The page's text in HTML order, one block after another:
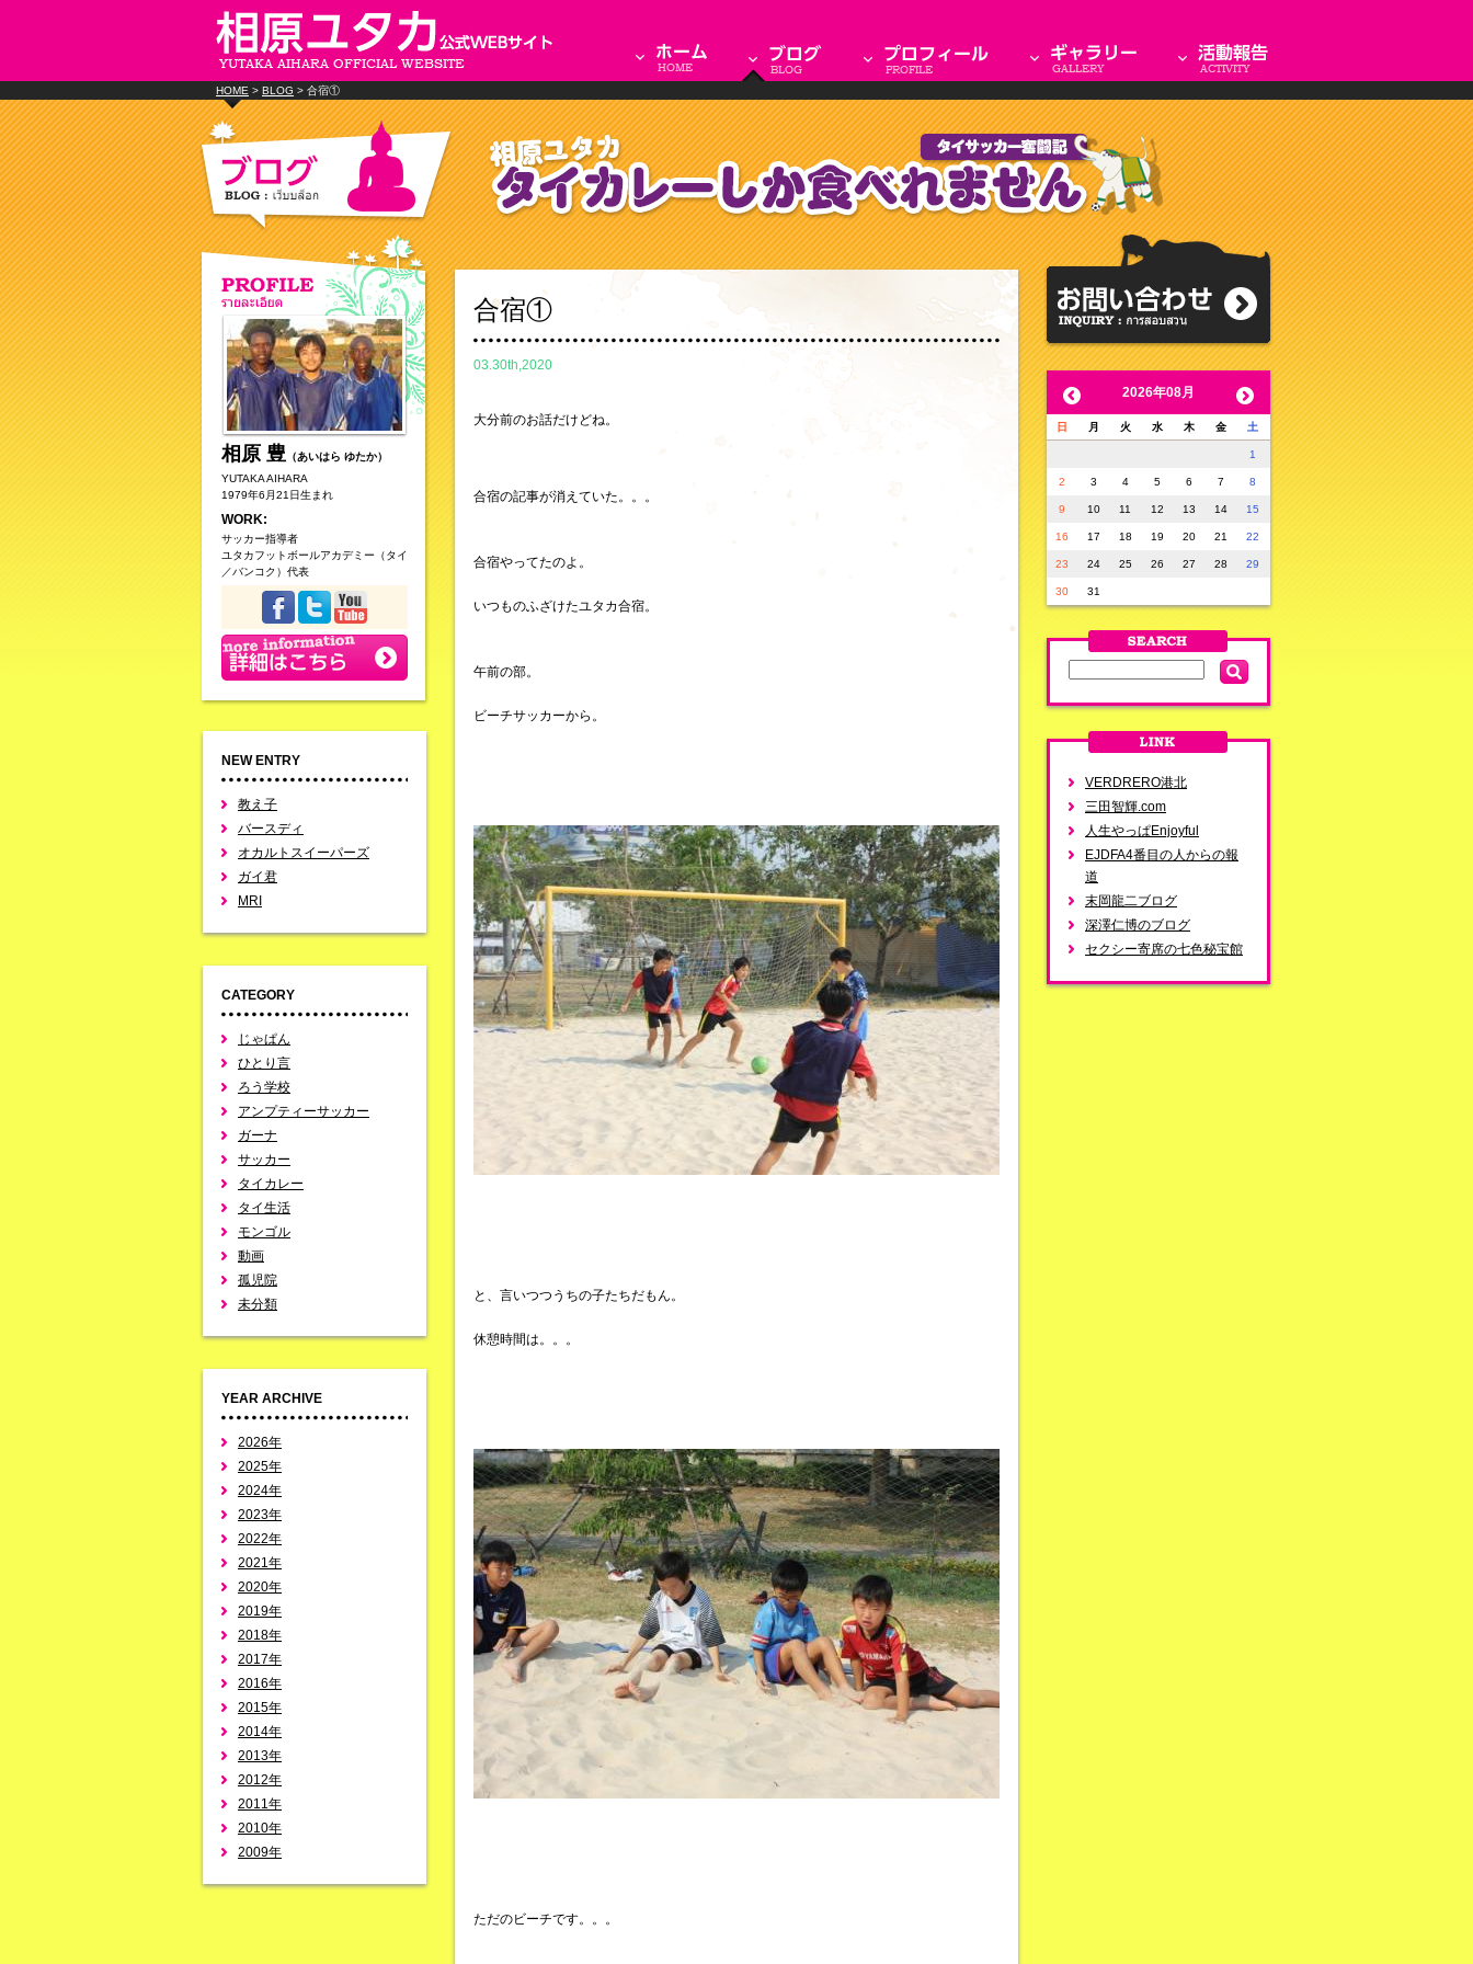
HOME > BLOG > 合宿①
相原 豊 （あいはら ゆたか）
YUTAKA AIHARA
1979年6月21日生まれ
WORK:
サッカー指導者
ユタカフットボールアカデミー（タイ
／バンコク）代表
NEW ENTRY
教え子
バースディ
オカルトスイーパーズ
ガイ君
MRI
CATEGORY
じゃぱん
ひとり言
ろう学校
アンプティーサッカー
ガーナ
サッカー
タイカレー
タイ生活
モンゴル
動画
孤児院
未分類
YEAR ARCHIVE
2026年
2025年
2024年
2023年
2022年
2021年
2020年
2019年
2018年
2017年
2016年
2015年
2014年
2013年
2012年
2011年
2010年
2009年
2026年08月
日 月 火 水 木 金 土
1
2 3 4 5 6 7 8
9 10 11 12 13 14 15
16 17 18 19 20 21 22
23 24 25 26 27 28 29
30 31
VERDRERO港北
三田智輝.com
人生やっぱEnjoyful
EJDFA4番目の人からの報
道
末岡龍二ブログ
深澤仁博のブログ
セクシー寄席の七色秘宝館
合宿①
03.30th,2020
大分前のお話だけどね。
合宿の記事が消えていた。。。
合宿やってたのよ。
いつものふざけたユタカ合宿。
午前の部。
ビーチサッカーから。
と、言いつつうちの子たちだもん。
休憩時間は。。。
ただのビーチです。。。